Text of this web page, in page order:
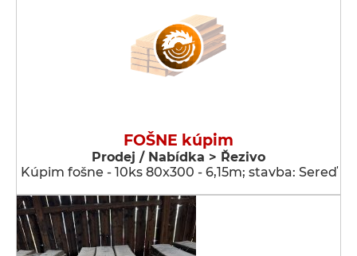
FOŠNE kúpim
Prodej / Nabídka > Řezivo
Kúpim fošne - 10ks 80x300 - 6,15m; stavba: Sereď